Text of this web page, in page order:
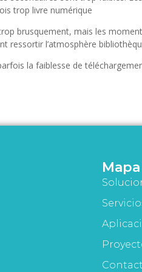
trop livre numérique
brusquement, mais les
ressortir l’atmosphère
la faiblesse de